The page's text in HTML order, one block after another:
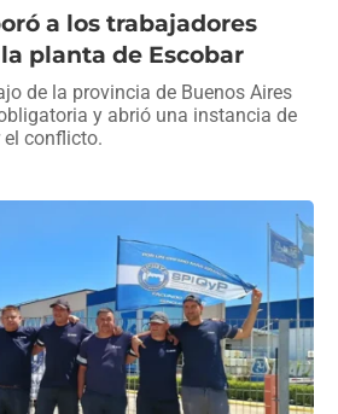
a los trabajadores
planta de Escobar
de la provincia de Buenos Aires
y abrió una instancia de
conflicto.